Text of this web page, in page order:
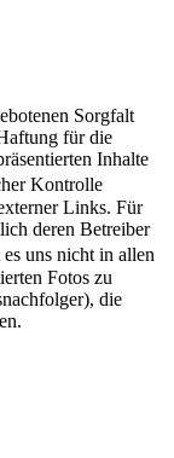
Sorgfalt
für die
Inhalte
Kontrolle
Links. Für
deren Betreiber
uns nicht in allen
Fotos zu
die